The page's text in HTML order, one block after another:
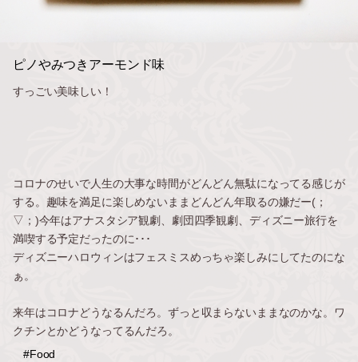
ピノやみつきアーモンド味
すっごい美味しい！
コロナのせいで人生の大事な時間がどんどん無駄になってる感じが
する。趣味を満足に楽しめないままどんどん年取るの嫌だー(；
▽；)今年はアナスタシア観劇、劇団四季観劇、ディズニー旅行を
満喫する予定だったのに･･･
ディズニーハロウィンはフェスミスめっちゃ楽しみにしてたのにな
ぁ。
来年はコロナどうなるんだろ。ずっと収まらないままなのかな。ワ
クチンとかどうなってるんだろ。
#Food